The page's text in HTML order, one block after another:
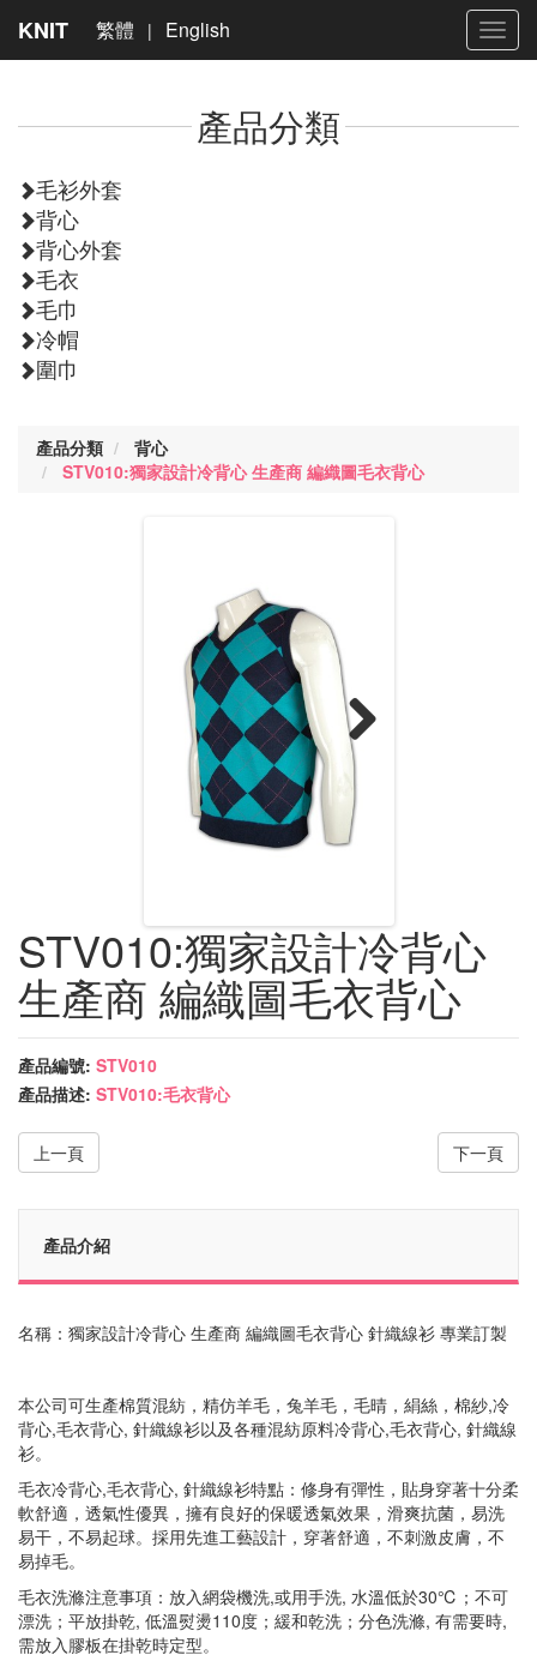
KNIT 繁體 | English
產品分類
毛衫外套
背心
背心外套
毛衣
毛巾
冷帽
圍巾
產品分類
背心
STV010:獨家設計冷背心 生產商 編織圖毛衣背心
Next
STV010:獨家設計冷背心
生產商 編織圖毛衣背心
產品編號: STV010
產品描述: STV010:毛衣背心
上一頁 下一頁
產品介紹
名稱：獨家設計冷背心 生產商 編織圖毛衣背心 針織線衫 專業訂製
本公司可生產棉質混紡，精仿羊毛，兔羊毛，毛晴，絹絲，棉紗,冷
背心,毛衣背心, 針織線衫以及各種混紡原料冷背心,毛衣背心, 針織線
衫。
毛衣冷背心,毛衣背心, 針織線衫特點：修身有彈性，貼身穿著十分柔
軟舒適，透氣性優異，擁有良好的保暖透氣效果，滑爽抗菌，易洗
易干，不易起球。採用先進工藝設計，穿著舒適，不刺激皮膚，不
易掉毛。
毛衣洗滌注意事項：放入網袋機洗,或用手洗, 水溫低於30℃；不可
漂洗；平放掛乾, 低溫熨燙110度；緩和乾洗；分色洗滌, 有需要時,
需放入膠板在掛乾時定型。